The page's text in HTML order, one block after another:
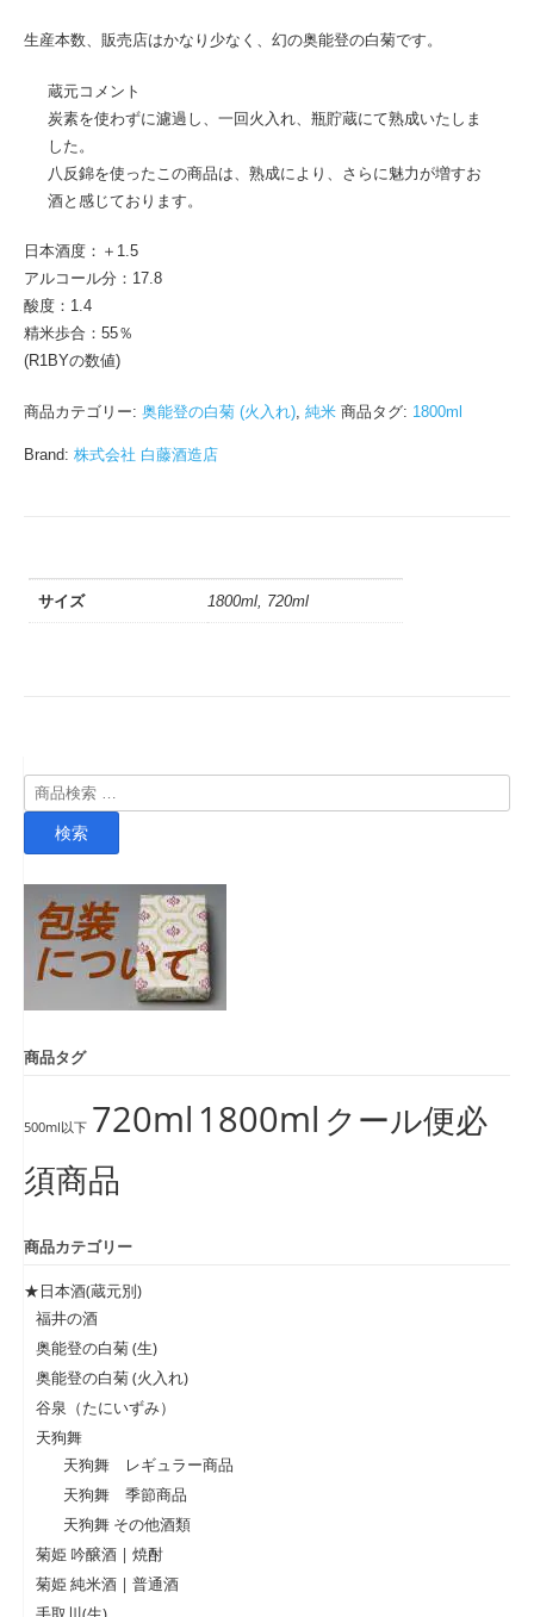
生産本数、販売店はかなり少なく、幻の奥能登の白菊です。
蔵元コメント
炭素を使わずに濾過し、一回火入れ、瓶貯蔵にて熟成いたしま
した。
八反錦を使ったこの商品は、熟成により、さらに魅力が増すお
酒と感じております。
日本酒度：＋1.5
アルコール分：17.8
酸度：1.4
精米歩合：55％
(R1BYの数値)
商品カテゴリー: 奥能登の白菊 (火入れ) 純米 商品タグ: 1800ml
Brand: 株式会社 白藤酒造店
サイズ 1800ml, 720ml
検
索
検索
商品タグ
500ml以下 720ml 1800ml クール便必
須商品
商品カテゴリー
★日本酒(蔵元別)
福井の酒
奥能登の白菊 (生)
奥能登の白菊 (火入れ)
谷泉（たにいずみ）
天狗舞
天狗舞 レギュラー商品
天狗舞 季節商品
天狗舞 その他酒類
菊姫 吟醸酒 | 焼酎
菊姫 純米酒 | 普通酒